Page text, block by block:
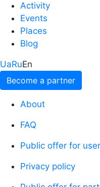
Activity
Events
Places
Blog
UaRuEn
Become a partner
About
FAQ
Public offer for
Privacy policy